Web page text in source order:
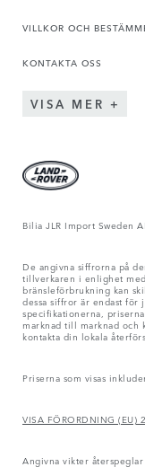
VILLKOR OCH
KONTAKTA OSS
VISA MER
Bilia JLR Import Sweden
De angivna siffrorna på
tillverkaren i enlighet
bränsleförbrukning kan
dessa siffror är endast för
specifikationerna,
marknad till marknad och
kontakta din lokala
Priserna som visas
VISA FÖRORDNING (EU)
Angivna vikter